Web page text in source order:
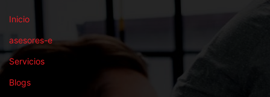
Inicio
asesores-e
Servicios
Blogs